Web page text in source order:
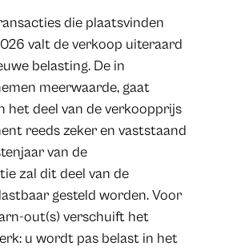
die plaatsvinden
valt de verkoop uiteraard
belasting. De in
meerwaarde, gaat
het deel van de verkoopprijs
reeds zeker en vaststaand
van de
zal dit deel van de
gesteld worden. Voor
out(s) verschuift het
u wordt pas belast in het